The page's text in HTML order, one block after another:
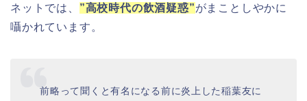
ネットでは、 ”高校時代の飲酒疑惑”がまことしやかに
囁かれています。
前略って聞くと有名になる前に炎上した稲葉友に